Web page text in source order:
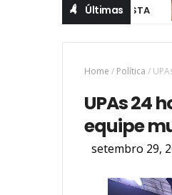
Últimas
Home / Política /
UPAs 24
equipe
setembro 29,